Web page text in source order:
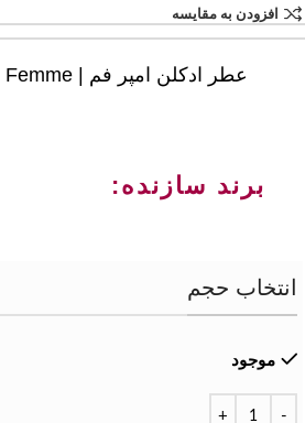
افزودن به مقایسه
عطر ادکلن امپر فم | Emper Legend Femme
برند سازنده:
انتخاب حجم
موجود